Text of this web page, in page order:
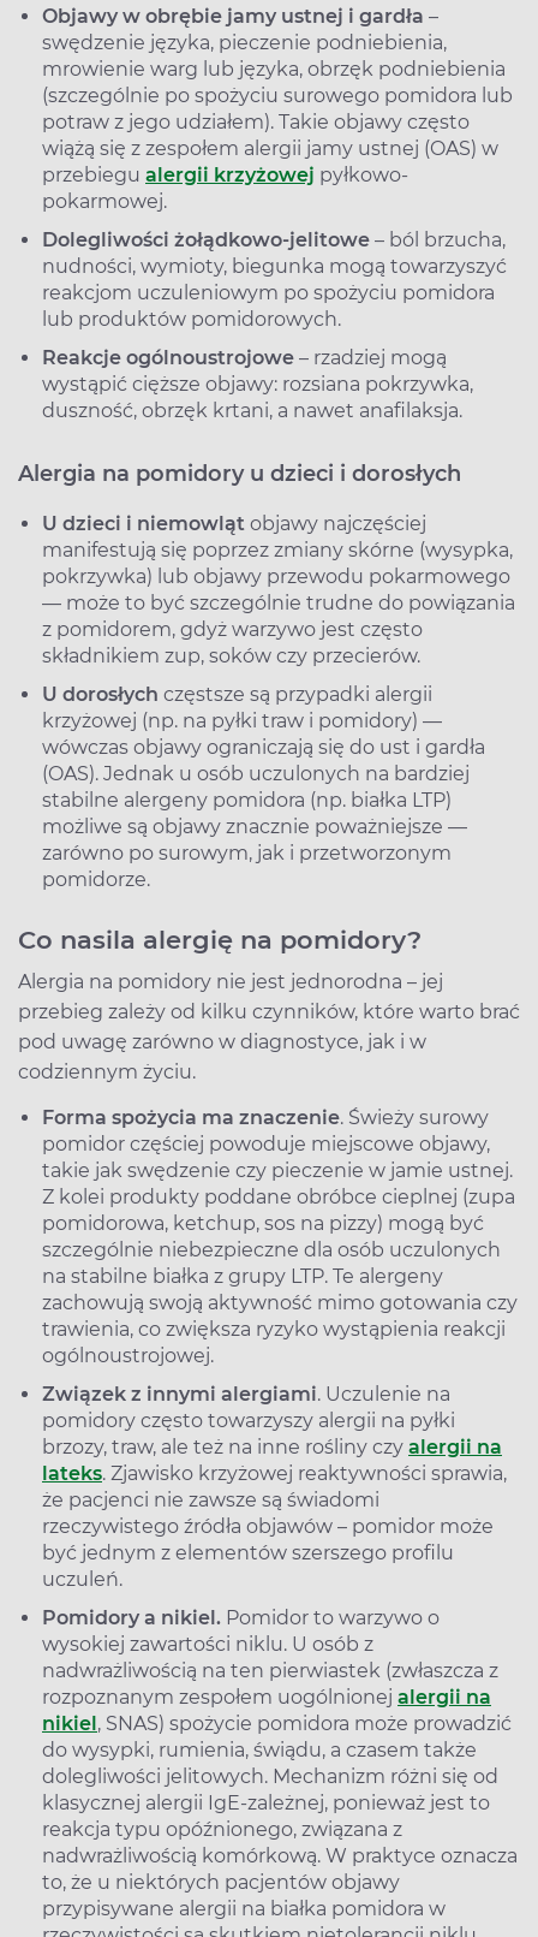
Objawy w obrębie jamy ustnej i gardła –
swędzenie języka, pieczenie podniebienia,
mrowienie warg lub języka, obrzęk podniebienia
(szczególnie po spożyciu surowego pomidora lub
potraw z jego udziałem). Takie objawy często
wiążą się z zespołem alergii jamy ustnej (OAS) w
przebiegu alergii krzyżowej pyłkowo-
pokarmowej.
Dolegliwości żołądkowo-jelitowe – ból brzucha,
nudności, wymioty, biegunka mogą towarzyszyć
reakcjom uczuleniowym po spożyciu pomidora
lub produktów pomidorowych.
Reakcje ogólnoustrojowe – rzadziej mogą
wystąpić cięższe objawy: rozsiana pokrzywka,
duszność, obrzęk krtani, a nawet anafilaksja.
Alergia na pomidory u dzieci i dorosłych
U dzieci i niemowląt objawy najczęściej
manifestują się poprzez zmiany skórne (wysypka,
pokrzywka) lub objawy przewodu pokarmowego
— może to być szczególnie trudne do powiązania
z pomidorem, gdyż warzywo jest często
składnikiem zup, soków czy przecierów.
U dorosłych częstsze są przypadki alergii
krzyżowej (np. na pyłki traw i pomidory) —
wówczas objawy ograniczają się do ust i gardła
(OAS). Jednak u osób uczulonych na bardziej
stabilne alergeny pomidora (np. białka LTP)
możliwe są objawy znacznie poważniejsze —
zarówno po surowym, jak i przetworzonym
pomidorze.
Co nasila alergię na pomidory?
Alergia na pomidory nie jest jednorodna – jej
przebieg zależy od kilku czynników, które warto brać
pod uwagę zarówno w diagnostyce, jak i w
codziennym życiu.
Forma spożycia ma znaczenie. Świeży surowy
pomidor częściej powoduje miejscowe objawy,
takie jak swędzenie czy pieczenie w jamie ustnej.
Z kolei produkty poddane obróbce cieplnej (zupa
pomidorowa, ketchup, sos na pizzy) mogą być
szczególnie niebezpieczne dla osób uczulonych
na stabilne białka z grupy LTP. Te alergeny
zachowują swoją aktywność mimo gotowania czy
trawienia, co zwiększa ryzyko wystąpienia reakcji
ogólnoustrojowej.
Związek z innymi alergiami. Uczulenie na
pomidory często towarzyszy alergii na pyłki
brzozy, traw, ale też na inne rośliny czy alergii na
lateks. Zjawisko krzyżowej reaktywności sprawia,
że pacjenci nie zawsze są świadomi
rzeczywistego źródła objawów – pomidor może
być jednym z elementów szerszego profilu
uczuleń.
Pomidory a nikiel. Pomidor to warzywo o
wysokiej zawartości niklu. U osób z
nadwrażliwością na ten pierwiastek (zwłaszcza z
rozpoznanym zespołem uogólnionej alergii na
nikiel, SNAS) spożycie pomidora może prowadzić
do wysypki, rumienia, świądu, a czasem także
dolegliwości jelitowych. Mechanizm różni się od
klasycznej alergii IgE-zależnej, ponieważ jest to
reakcja typu opóźnionego, związana z
nadwrażliwością komórkową. W praktyce oznacza
to, że u niektórych pacjentów objawy
przypisywane alergii na białka pomidora w